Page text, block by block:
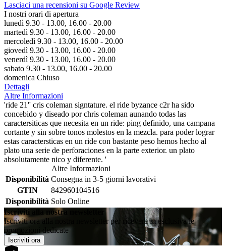
Lasciaci una recensioni su Google Review
I nostri orari di apertura
lunedì 9.30 - 13.00, 16.00 - 20.00
martedì 9.30 - 13.00, 16.00 - 20.00
mercoledì 9.30 - 13.00, 16.00 - 20.00
giovedì 9.30 - 13.00, 16.00 - 20.00
venerdì 9.30 - 13.00, 16.00 - 20.00
sabato 9.30 - 13.00, 16.00 - 20.00
domenica Chiuso
Dettagli
Altre Informazioni
'ride 21'' cris coleman signtature. el ride byzance c2r ha sido
concebido y diseado por chris coleman aunando todas las
caractersiticas que necesita en un ride: ping definido, una campana
cortante y sin sobre tonos molestos en la mezcla. para poder lograr
estas caractersticas en un ride con bastante peso hemos hecho al
plato una serie de perforaciones en la parte exterior. un plato
absolutamente nico y diferente. '
Altre Informazioni
Disponibilità Consegna in 3-5 giorni lavorativi
GTIN
842960104516
Disponibilità Solo Online
Iscriviti alla nostra newsletter
Iscriviti ora alla nostra newsletter per ricevere in esclusiva le
promozioni dedicate
Iscriviti ora